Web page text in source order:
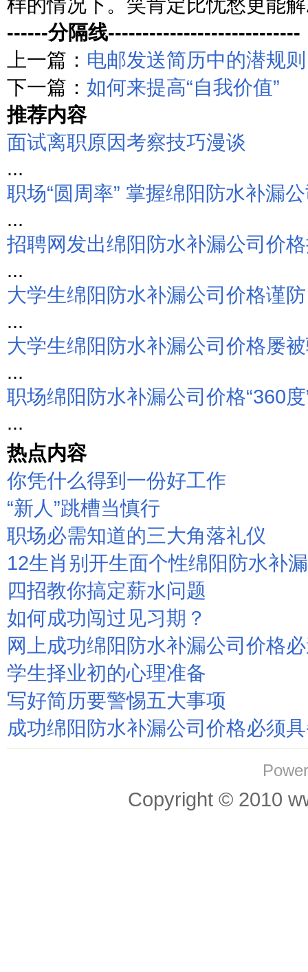
------分隔线----------------------------
上一篇： 电邮发送简历中的潜规则
下一篇： 如何来提高“自我价值”
推荐内容
面试离职原因考察技巧漫谈
...
职场“圆周率” 掌握绵阳防水补漏
...
招聘网发出绵阳防水补漏公司价
...
大学生绵阳防水补漏公司价格谨
...
大学生绵阳防水补漏公司价格屡
...
职场绵阳防水补漏公司价格“360度
...
热点内容
你凭什么得到一份好工作
“新人”跳槽当慎行
职场必需知道的三大角落礼仪
12生肖别开生面个性绵阳防水补
四招教你搞定薪水问题
如何成功闯过见习期？
网上成功绵阳防水补漏公司价格
学生择业初的心理准备
写好简历要警惕五大事项
成功绵阳防水补漏公司价格必须
Copyright © 2010